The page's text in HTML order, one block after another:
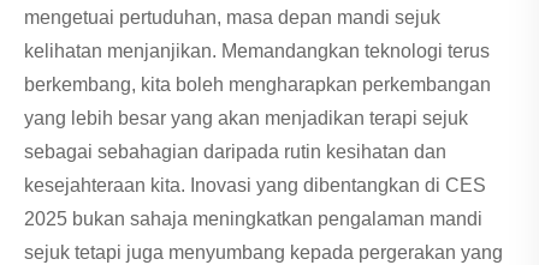
mengetuai pertuduhan, masa depan mandi sejuk
kelihatan menjanjikan. Memandangkan teknologi terus
berkembang, kita boleh mengharapkan perkembangan
yang lebih besar yang akan menjadikan terapi sejuk
sebagai sebahagian daripada rutin kesihatan dan
kesejahteraan kita. Inovasi yang dibentangkan di CES
2025 bukan sahaja meningkatkan pengalaman mandi
sejuk tetapi juga menyumbang kepada pergerakan yang